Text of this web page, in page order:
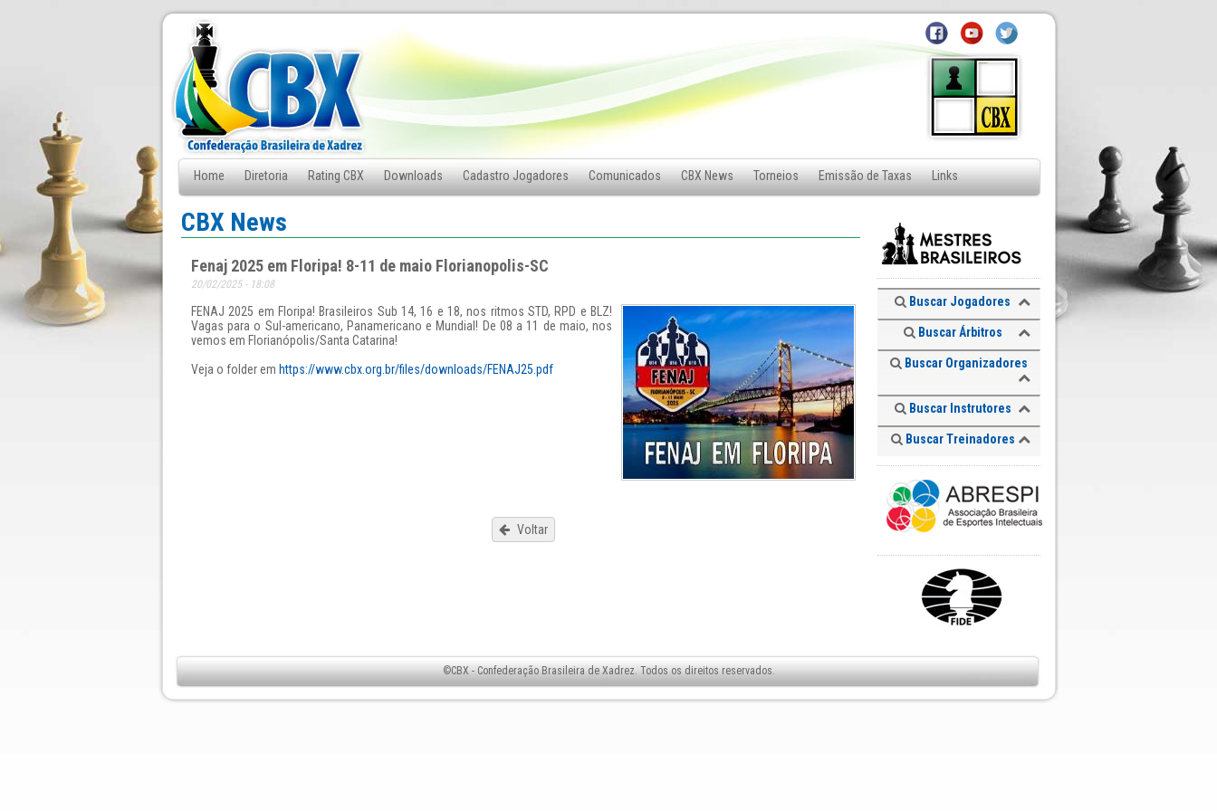
Home Diretoria Rating CBX Downloads Cadastro Jogadores Comunicados CBX News Torneios Emissão de Taxas Links
Fale Conosco
CBX News
Fenaj 2025 em Floripa! 8-11 de maio Florianopolis-SC
20/02/2025 - 18:08
FENAJ 2025 em Floripa! Brasileiros Sub 14, 16 e 18, nos ritmos STD, RPD e BLZ!
Vagas para o Sul-americano, Panamericano e Mundial! De 08 a 11 de maio, nos
vemos em Florianópolis/Santa Catarina!
Veja o folder em https://www.cbx.org.br/files/downloads/FENAJ25.pdf
Voltar
Buscar Jogadores
Buscar Árbitros
Buscar Organizadores
Buscar Instrutores
Buscar Treinadores
©CBX - Confederação Brasileira de Xadrez. Todos os direitos reservados.